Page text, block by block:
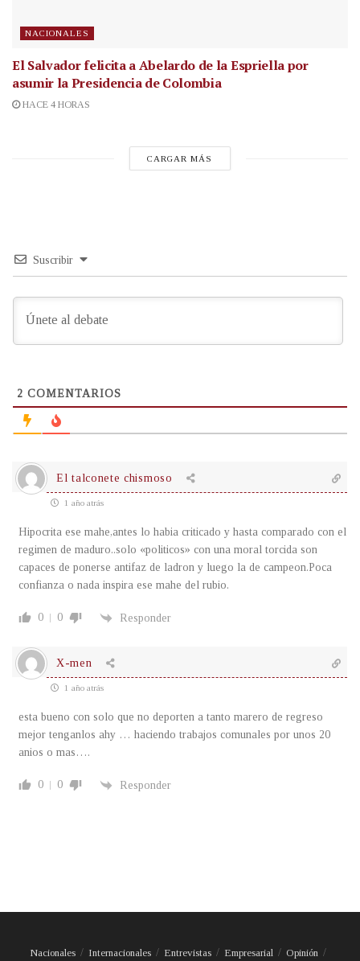
NACIONALES
El Salvador felicita a Abelardo de la Espriella por
asumir la Presidencia de Colombia
HACE 4 HORAS
CARGAR MÁS
Suscribir
2 COMENTARIOS
El talconete chismoso
1 año atrás
Hipocrita ese mahe,antes lo habia criticado y hasta comparado con el
regimen de maduro..solo «politicos» con una moral torcida son
capaces de ponerse antifaz de ladron y luego la de campeon.Poca
confianza o nada inspira ese mahe del rubio.
0 0 Responder
X-men
1 año atrás
esta bueno con solo que no deporten a tanto marero de regreso
mejor tenganlos ahy … haciendo trabajos comunales por unos 20
anios o mas….
0 0 Responder
Nacionales Internacionales Entrevistas Empresarial Opinión